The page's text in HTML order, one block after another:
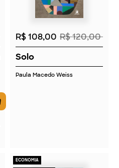
R$ 108,00 R$ 120,00
Solo
Paula Macedo Weiss
ECONOMIA